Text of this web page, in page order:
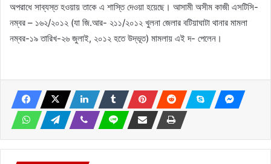
অপরাধে সাব্যস্ত হওয়ায় তাকে এ শাস্তি দেওয়া হয়েছে। আসামী অসীম কাজী এসটিসি-
নম্বর – ১৬২/২০১২ (যা জি.আর- ২১১/২০১২ খুলনা জেলার বটিয়াঘাটা থানার মামলা
নম্বর-১৯ তারিখ-২৬ জুলাই, ২০১২ হতে উদ্ভূত) মামলায় এই দ- পেলেন।